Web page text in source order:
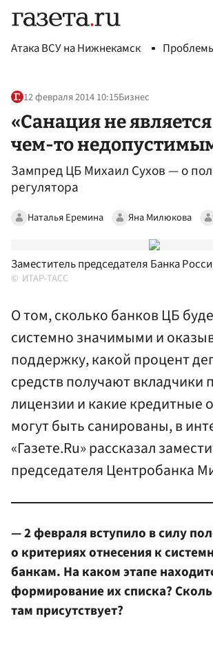
Атака ВСУ на Нижнекамск
12 февраля 2014 10:15Бизнес
«Санация не
чем-то
Зампред ЦБ Михаил Сухов — о
регулятора
Наталья Еремина Яна Милюкова
Заместитель председателя Банка
ИТАР-ТАСС
О том, сколько банков ЦБ
системно значимыми и
поддержку, какой процент
средств получают вкладчики
лицензии и какие кредитные
могут быть санированы, в
«Газете.Ru» рассказал
председателя Центробанка
— 2 февраля вступило в силу
о критериях отнесения к
банкам. На каком этапе
формирование их списка?
там присутствует?